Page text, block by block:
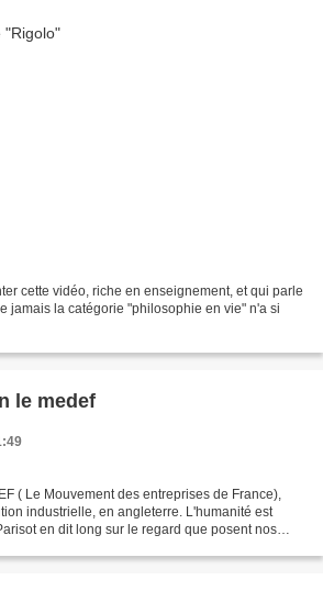
cette vidéo, riche en enseignement, et qui parle
jamais la catégorie "philosophie en vie" n'a si
le medef
( Le Mouvement des entreprises de France),
industrielle, en angleterre. L'humanité est
en dit long sur le regard que posent nos